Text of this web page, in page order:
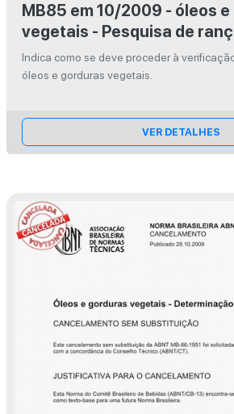
MB85 em 10/2009 - óleos e gorduras
vegetais - Pesquisa de
Kseis
Indica como se deve proceder à
óleos e gorduras vegetais.
VER DETALHES